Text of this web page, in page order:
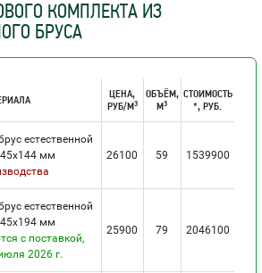
КОМПЛЕКТА ИЗ
БРУСА
ЦЕНА,
РУБ/М3
ОБЪЁМ,
М3
СТОИМОСТЬ
*, РУБ.
естественной
мм
26100 59 1539900
естественной
мм
с поставкой,
2026 г.
25900 79 2046100